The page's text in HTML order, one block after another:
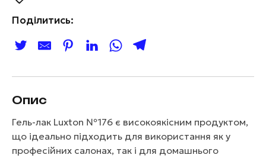
Поділитись:
Опис
Гель-лак Luxton №176 є високоякісним продуктом,
що ідеально підходить для використання як у
професійних салонах, так і для домашнього